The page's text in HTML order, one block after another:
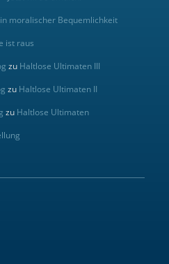
moralischer Bequemlichkeit
ist raus
zu Haltlose Ultimaten III
zu Haltlose Ultimaten II
zu Haltlose Ultimaten